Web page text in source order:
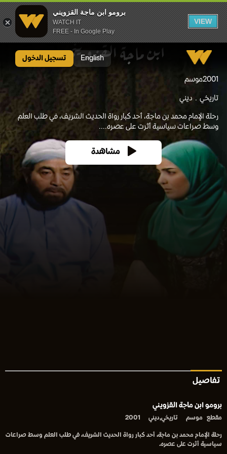
برومو ابن ماجة القزويني
WATCH IT
FREE - In Google Play
VIEW
English تسجيل الدخول
2001موسم
تاريخي ديني
رحلة الإمام محمد بن ماجة، أحد كبار رواة الحديث الشريف، في طلب العلم
وسط صراعات سياسية أثرت على عصره....
مشاهدة
تفاصيل
برومو ابن ماجة القزويني
مقطع موسم تاريخي,ديني 2001
رحلة الإمام محمد بن ماجة، أحد كبار رواة الحديث الشريف، في طلب العلم وسط صراعات
سياسية أثرت على عصره.